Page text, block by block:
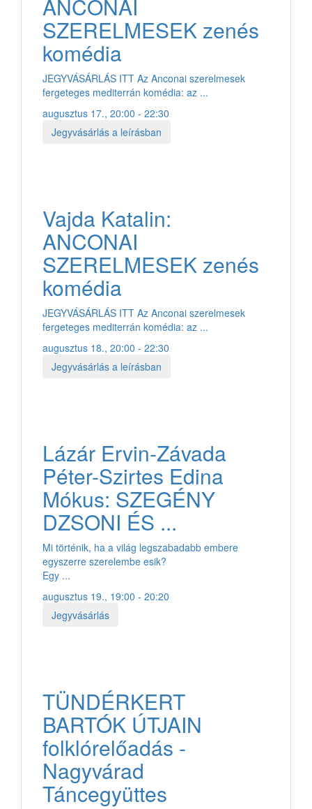
ANCONAI
SZERELMESEK zenés
komédia
JEGYVÁSÁRLÁS ITT Az Anconai szerelmesek
fergeteges mediterrán komédia: az ...
augusztus 17., 20:00 - 22:30
Jegyvásárlás a leírásban
Vajda Katalin:
ANCONAI
SZERELMESEK zenés
komédia
JEGYVÁSÁRLÁS ITT Az Anconai szerelmesek
fergeteges mediterrán komédia: az ...
augusztus 18., 20:00 - 22:30
Jegyvásárlás a leírásban
Lázár Ervin-Závada
Péter-Szirtes Edina
Mókus: SZEGÉNY
DZSONI ÉS ...
Mi történik, ha a világ legszabadabb embere
egyszerre szerelembe esik?
Egy ...
augusztus 19., 19:00 - 20:20
Jegyvásárlás
TÜNDÉRKERT
BARTÓK ÚTJAIN
folklórelőadás -
Nagyvárad
Táncegyüttes